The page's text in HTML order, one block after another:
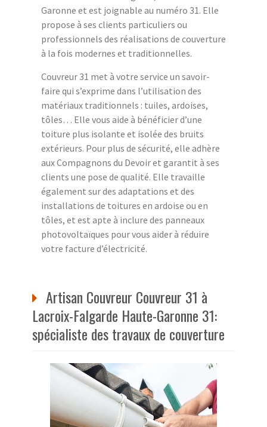
Garonne et est joignable au numéro 31. Elle
propose à ses clients particuliers ou
professionnels des réalisations de couverture
à la fois modernes et traditionnelles.
Couvreur 31 met à votre service un savoir-
faire qui s’exprime dans l’utilisation des
matériaux traditionnels : tuiles, ardoises,
tôles… Elle vous aide à bénéficier d’une
toiture plus isolante et isolée des bruits
extérieurs. Pour plus de sécurité, elle adhère
aux Compagnons du Devoir et garantit à ses
clients une pose de qualité. Elle travaille
également sur des adaptations et des
installations de toitures en ardoise ou en
tôles, et est apte à inclure des panneaux
photovoltaïques pour vous aider à réduire
votre facture d’électricité.
Artisan Couvreur Couvreur 31 à
Lacroix-Falgarde Haute-Garonne 31:
spécialiste des travaux de couverture